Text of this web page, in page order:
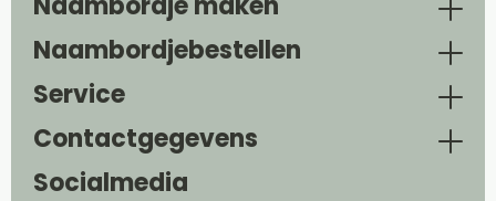
Naambordjebestellen
Service
Contactgegevens
Socialmedia